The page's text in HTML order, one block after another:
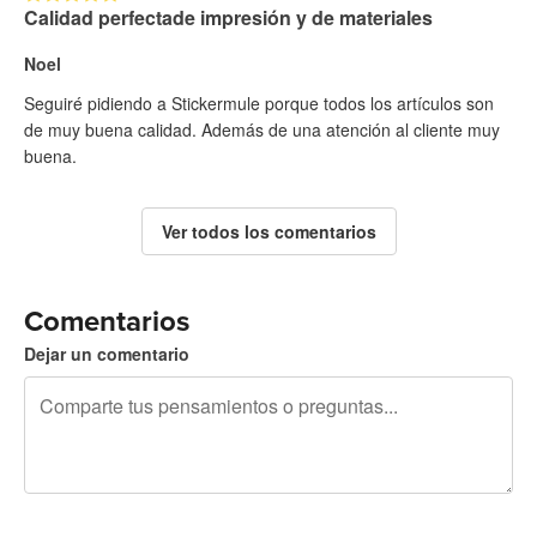
Calidad perfectade impresión y de materiales
Noel
Seguiré pidiendo a Stickermule porque todos los artículos son
de muy buena calidad. Además de una atención al cliente muy
buena.
Ver todos los comentarios
Comentarios
Dejar un comentario